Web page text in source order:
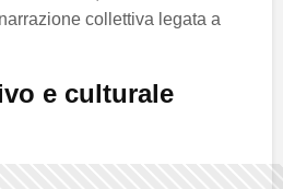
collettiva legata a
e culturale